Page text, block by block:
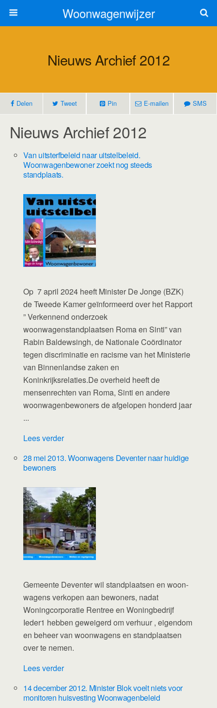
Woonwagenwijzer
Nieuws Archief 2012
Delen Tweet Pin E-mailen SMS
Nieuws Archief 2012
Van uitsterfbeleid naar uitstelbeleid.
Woonwagenbewoner zoekt nog steeds
standplaats.
Op 7 april 2024 heeft Minister De Jonge (BZK)
de Tweede Kamer geïnformeerd over het Rapport
” Verkennend onderzoek
woonwagenstandplaatsen Roma en Sinti” van
Rabin Baldewsingh, de Nationale Coördinator
tegen discriminatie en racisme van het Ministerie
van Binnenlandse zaken en
Koninkrijksrelaties.De overheid heeft de
mensenrechten van Roma, Sinti en andere
woonwagenbewoners de afgelopen honderd jaar
...
Lees verder
28 mei 2013. Woonwagens Deventer naar huidige
bewoners
Gemeente Deventer wil standplaatsen en woon-
wagens verkopen aan bewoners, nadat
Woningcorporatie Rentree en Woningbedrijf
Ieder1 hebben geweigerd om verhuur , eigendom
en beheer van woonwagens en standplaatsen
over te nemen.
Lees verder
14 december 2012. Minister Blok voelt niets voor
monitoren huisvesting Woonwagenbeleid